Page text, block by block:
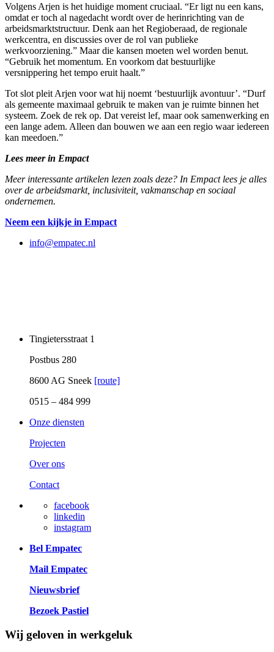
Volgens Arjen is het huidige moment cruciaal. “Er ligt nu een kans,
omdat er toch al nagedacht wordt over de herinrichting van de
arbeidsmarktstructuur. Denk aan het Regioberaad, de regionale
werkcentra, en discussies over de rol van publieke
werkvoorziening.” Maar die kansen moeten wel worden benut.
“Gebruik het momentum. En voorkom dat bestuurlijke
versnippering het tempo eruit haalt.”
Tot slot pleit Arjen voor wat hij noemt ‘bestuurlijk avontuur’. “Durf
als gemeente maximaal gebruik te maken van je ruimte binnen het
systeem. Zoek de rek op. Dat vereist lef, maar ook samenwerking en
een lange adem. Alleen dan bouwen we aan een regio waar iedereen
kan meedoen.”
Lees meer in Empact
Meer interessante artikelen lezen zoals deze? In Empact lees je alles
over de arbeidsmarkt, inclusiviteit, vakmanschap en sociaal
ondernemen.
Neem een kijkje in Empact
info@empatec.nl
Tingietersstraat 1
Postbus 280
8600 AG Sneek [route]
0515 – 484 999
Onze diensten
Projecten
Over ons
Contact
facebook
linkedin
instagram
Bel Empatec
Mail Empatec
Nieuwsbrief
Bezoek Pastiel
Wij geloven in werkgeluk